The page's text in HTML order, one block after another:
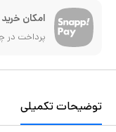
امکان
پرداخت در
توضیحات تکمیلی